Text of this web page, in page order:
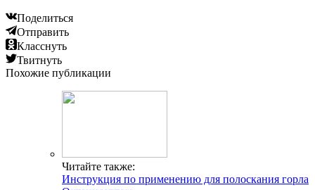
Поделиться
Отправить
Класснуть
Твитнуть
Похожие публикации
Читайте также:
Инструкция по применению для полоскания горла